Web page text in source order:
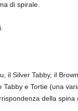
di spirale.
il Silver Tabby, il
e Tortie (una
della spina